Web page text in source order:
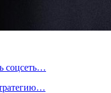
соцсеть…